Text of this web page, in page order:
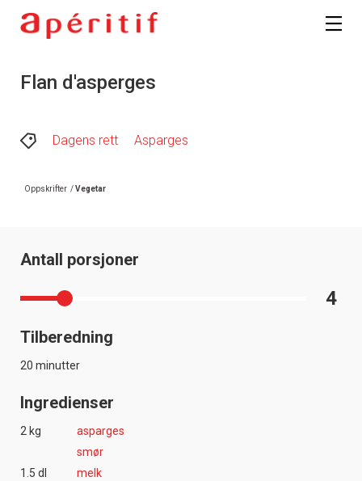
Flan d'asperges
Dagens rett Asparges
Oppskrifter /Vegetar
Antall porsjoner
4
Tilberedning
20 minutter
Ingredienser
2 kg
asparges
smør
1.5 dl
melk